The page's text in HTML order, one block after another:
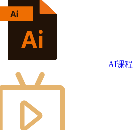
AI课程